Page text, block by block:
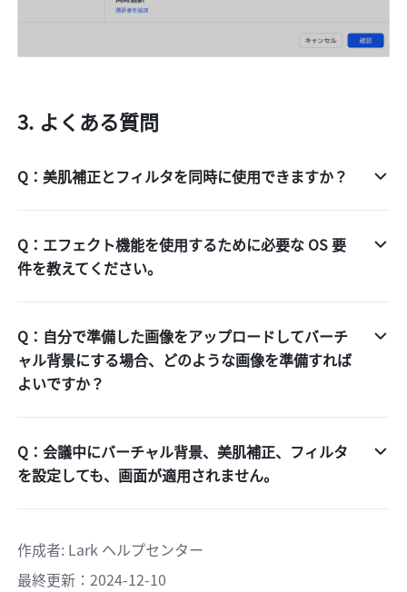
よくある質問
Q：美肌補正とフィルタを同時に使用できますか？
Q：エフェクト機能を使用するために必要な OS 要
件を教えてください。
Q：自分で準備した画像をアップロードしてバーチ
ャル背景にする場合、どのような画像を準備すれば
よいですか？
Q：会議中にバーチャル背景、美肌補正、フィルタ
を設定しても、画面が適用されません。
作成者: Lark ヘルプセンター
最終更新：2024-12-10